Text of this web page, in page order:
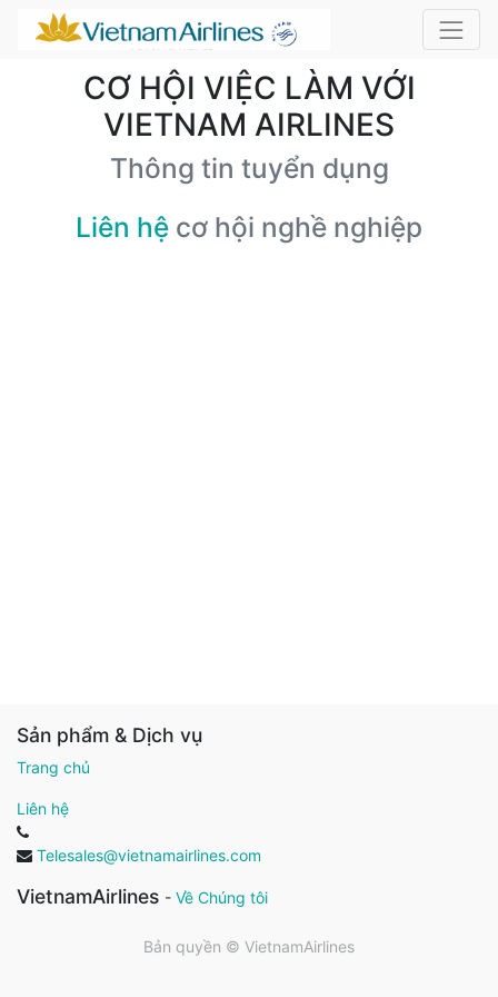
CƠ HỘI VIỆC LÀM VỚI
VIETNAM AIRLINES
Thông tin tuyển dụng
Liên hệ cơ hội nghề nghiệp
Sản phẩm & Dịch vụ
Trang chủ
Liên hệ
Telesales@vietnamairlines.com
VietnamAirlines - Về Chúng tôi
Bản quyền © VietnamAirlines